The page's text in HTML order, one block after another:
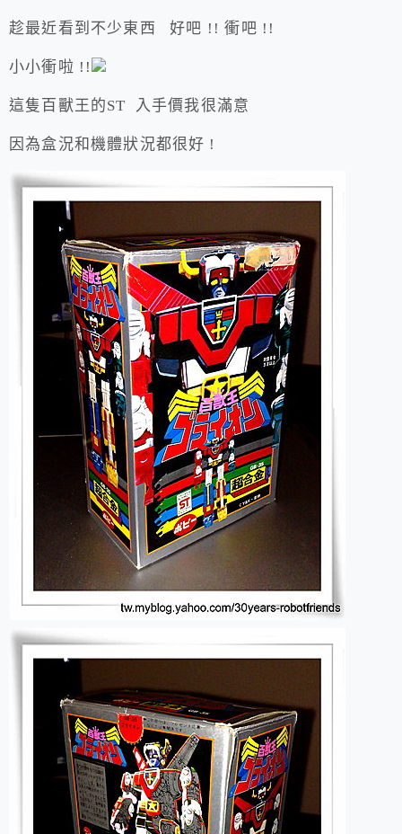
趁最近看到不少東西 好吧 !! 衝吧 !!
小小衝啦 !!
這隻百獸王的ST 入手價我很滿意
因為盒況和機體狀況都很好 !